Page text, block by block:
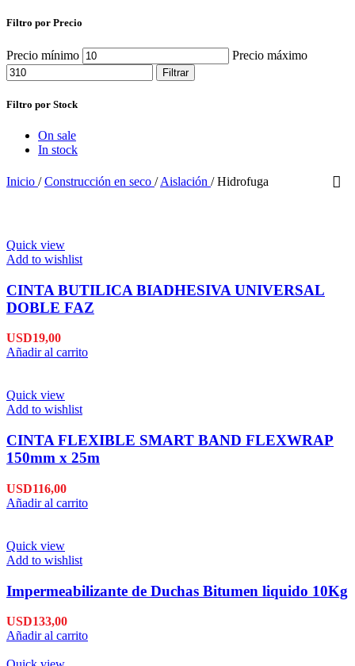
Filtro por Precio
Precio mínimo Precio máximo
Filtrar
Filtro por Stock
On sale
In stock
Inicio / Construcción en seco / Aislación / Hidrofuga
Quick view
Add to wishlist
CINTA BUTILICA BIADHESIVA UNIVERSAL
DOBLE FAZ
USD19,00
Añadir al carrito
Quick view
Add to wishlist
CINTA FLEXIBLE SMART BAND FLEXWRAP
150mm x 25m
USD116,00
Añadir al carrito
Quick view
Add to wishlist
Impermeabilizante de Duchas Bitumen liquido 10Kg
USD133,00
Añadir al carrito